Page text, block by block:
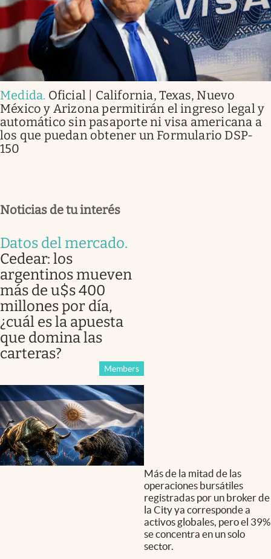
Medida. Oficial | California, Texas, Nuevo
México y Arizona permitirán el ingreso legal y
automático sin pasaporte ni visa americana a
los que puedan obtener un Formulario DSP-
150
Noticias de tu interés
Datos del mercado.
Cedear: los
argentinos mueven
más de u$s 400
millones por día,
¿cuál es la apuesta
que domina las
carteras?
Members
Más de la mitad de las
operaciones bursátiles
registradas por un broker de
la City ya corresponde a
activos globales, pero el 39%
se concentra en un solo
sector.